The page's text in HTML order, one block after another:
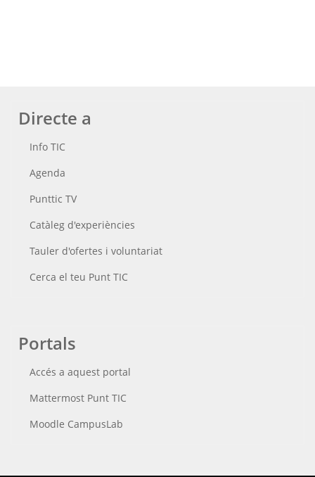
Directe a
Info TIC
Agenda
Punttic TV
Catàleg d'experiències
Tauler d'ofertes i voluntariat
Cerca el teu Punt TIC
Portals
Accés a aquest portal
Mattermost Punt TIC
Moodle CampusLab